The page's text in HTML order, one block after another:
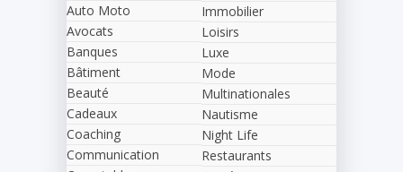
Auto Moto
Avocats
Banques
Bâtiment
Beauté
Cadeaux
Coaching
Communication
Immobilier
Loisirs
Luxe
Mode
Multinationales
Nautisme
Night Life
Restaurants